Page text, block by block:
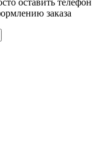
оставить телефон
заказа